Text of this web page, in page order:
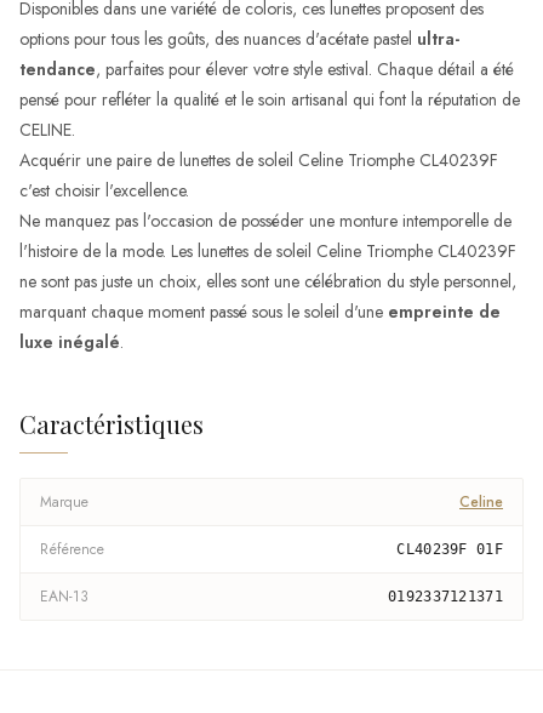
Disponibles dans une variété de coloris, ces lunettes proposent des
options pour tous les goûts, des nuances d'acétate pastel ultra-
tendance, parfaites pour élever votre style estival. Chaque détail a été
pensé pour refléter la qualité et le soin artisanal qui font la réputation de
CELINE.
Acquérir une paire de lunettes de soleil Celine Triomphe CL40239F
c'est choisir l'excellence.
Ne manquez pas l'occasion de posséder une monture intemporelle de
l'histoire de la mode. Les lunettes de soleil Celine Triomphe CL40239F
ne sont pas juste un choix, elles sont une célébration du style personnel,
marquant chaque moment passé sous le soleil d'une empreinte de
luxe inégalé.
Caractéristiques
Marque Celine
Référence CL40239F 01F
EAN-13 0192337121371